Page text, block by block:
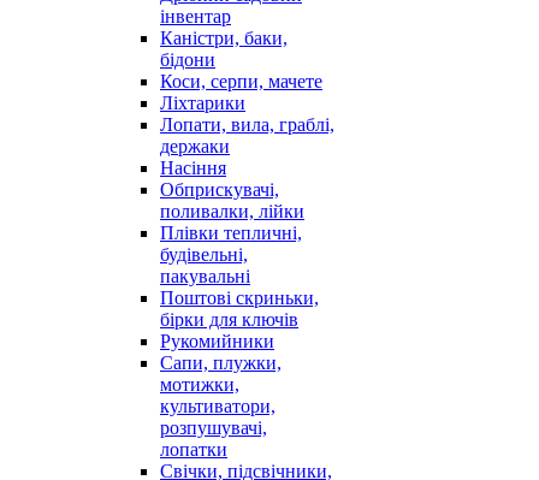
інвентар
Каністри, баки,
бідони
Коси, серпи, мачете
Ліхтарики
Лопати, вила, граблі,
держаки
Насіння
Обприскувачі,
поливалки, лійки
Плівки тепличні,
будівельні,
пакувальні
Поштові скриньки,
бірки для ключів
Рукомийники
Сапи, плужки,
мотижки,
культиватори,
розпушувачі,
лопатки
Свічки, підсвічники,